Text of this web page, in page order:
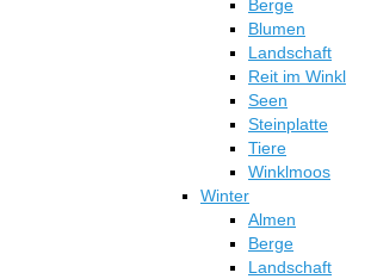
Produktseite
gewählt
werden
Berge
Blumen
Landschaft
Reit im Winkl
Seen
Steinplatte
Tiere
Winklmoos
Winter
Almen
Berge
Landschaft